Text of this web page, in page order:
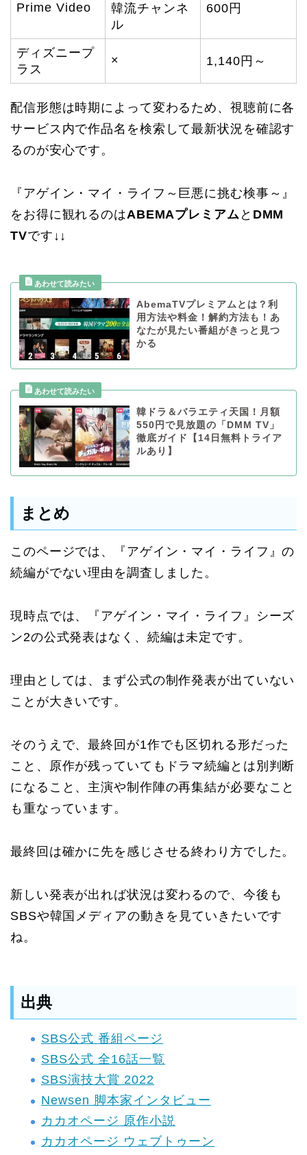
Prime Video
韓流チャンネ
ル
600円
ディズニープ
ラス
× 1,140円～
配信形態は時期によって変わるため、視聴前に各
サービス内で作品名を検索して最新状況を確認す
るのが安心です。
『アゲイン・マイ・ライフ～巨悪に挑む検事～』
をお得に観れるのはABEMAプレミアム と DMM
TVです↓↓
AbemaTVプレミアムとは？利
用方法や料金！解約方法も！あ
なたが見たい番組がきっと見つ
かる
韓ドラ＆バラエティ天国！月額
550円で見放題の「DMM TV」
徹底ガイド【14日無料トライア
ルあり】
まとめ
このページでは、『アゲイン・マイ・ライフ』の
続編がでない理由を調査しました。
現時点では、『アゲイン・マイ・ライフ』シーズ
ン2の公式発表はなく、続編は未定です。
理由としては、まず公式の制作発表が出ていない
ことが大きいです。
そのうえで、最終回が1作でも区切れる形だった
こと、原作が残っていてもドラマ続編とは別判断
になること、主演や制作陣の再集結が必要なこと
も重なっています。
最終回は確かに先を感じさせる終わり方でした。
新しい発表が出れば状況は変わるので、今後も
SBSや韓国メディアの動きを見ていきたいです
ね。
出典
SBS公式 番組ページ
SBS公式 全16話一覧
SBS演技大賞 2022
Newsen 脚本家インタビュー
カカオページ 原作小説
カカオページ ウェブトゥーン